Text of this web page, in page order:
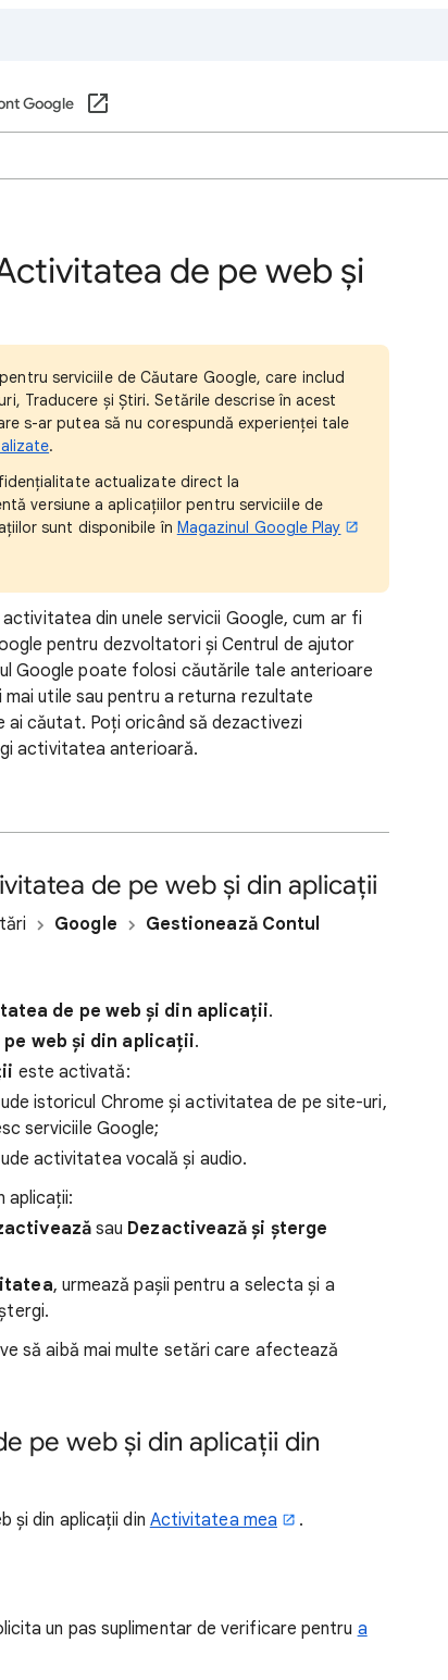
Google
de pe web și
serviciile de Căutare Google, care includ
Traducere și Știri. Setările descrise în acest
s-ar putea să nu corespundă experienței tale
.
actualizate direct la
versiune a aplicațiilor pentru serviciile de
sunt disponibile în Magazinul Google Play
din unele servicii Google, cum ar fi
pentru dezvoltatori și Centrul de ajutor
Google poate folosi căutările tale anterioare
utile sau pentru a returna rezultate
căutat. Poți oricând să dezactivezi
activitatea anterioară.
de pe web și din aplicații
Google
Gestionează Contul
de pe web și din aplicații.
web și din aplicații.
este activată:
istoricul Chrome și activitatea de pe site-uri,
serviciile Google;
activitatea vocală și audio.
aplicații:
sau Dezactivează și șterge
, urmează pașii pentru a selecta și a
să aibă mai multe setări care afectează
pe web și din aplicații din
și din aplicații din Activitatea mea
.
un pas suplimentar de verificare pentru a